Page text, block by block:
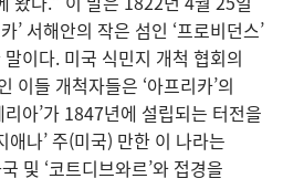
’ 서해안의 작은 섬인 ‘프로비던스’
이다. 미국 식민지 개척 협회의
이들 개척자들은 ‘아프리카’의
아’가 1847년에 설립되는 터전을
애나’ 주(미국) 만한 이 나라는
및 ‘코트디브와르’와 접경을